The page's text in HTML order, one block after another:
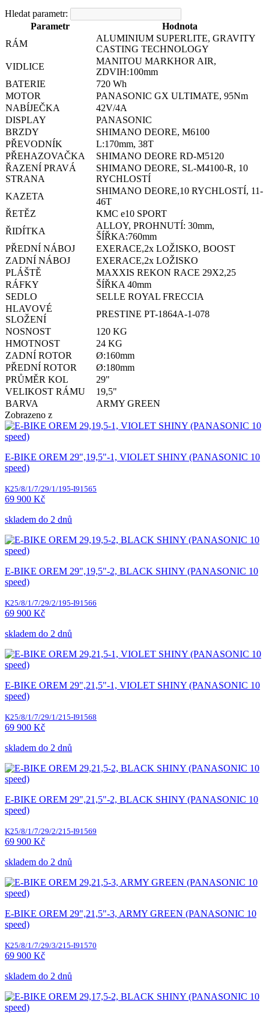
Hledat parametr:
Parametr
Hodnota
RÁM
ALUMINIUM SUPERLITE, GRAVITY
CASTING TECHNOLOGY
VIDLICE
MANITOU MARKHOR AIR,
ZDVIH:100mm
BATERIE
720 Wh
MOTOR
PANASONIC GX ULTIMATE, 95Nm
NABÍJEČKA
42V/4A
DISPLAY
PANASONIC
BRZDY
SHIMANO DEORE, M6100
PŘEVODNÍK
L:170mm, 38T
PŘEHAZOVAČKA
SHIMANO DEORE RD-M5120
ŘAZENÍ PRAVÁ
STRANA
SHIMANO DEORE, SL-M4100-R, 10
RYCHLOSTÍ
KAZETA
SHIMANO DEORE,10 RYCHLOSTÍ, 11-
46T
ŘETĚZ
KMC e10 SPORT
ŘIDÍTKA
ALLOY, PROHNUTÍ: 30mm,
ŠÍŘKA:760mm
PŘEDNÍ NÁBOJ
EXERACE,2x LOŽISKO, BOOST
ZADNÍ NÁBOJ
EXERACE,2x LOŽISKO
PLÁŠTĚ
MAXXIS REKON RACE 29X2,25
RÁFKY
ŠÍŘKA 40mm
SEDLO
SELLE ROYAL FRECCIA
HLAVOVÉ
SLOŽENÍ
PRESTINE PT-1864A-1-078
NOSNOST
120 KG
HMOTNOST
24 KG
ZADNÍ ROTOR
Ø:160mm
PŘEDNÍ ROTOR
Ø:180mm
PRŮMĚR KOL
29"
VELIKOST RÁMU
19,5"
BARVA
ARMY GREEN
Zobrazeno z
E-BIKE OREM 29",19,5"-1, VIOLET SHINY (PANASONIC 10
speed)
K25/8/1/7/29/1/195-I91565
69 900 Kč
skladem do 2 dnů
E-BIKE OREM 29",19,5"-2, BLACK SHINY (PANASONIC 10
speed)
K25/8/1/7/29/2/195-I91566
69 900 Kč
skladem do 2 dnů
E-BIKE OREM 29",21,5"-1, VIOLET SHINY (PANASONIC 10
speed)
K25/8/1/7/29/1/215-I91568
69 900 Kč
skladem do 2 dnů
E-BIKE OREM 29",21,5"-2, BLACK SHINY (PANASONIC 10
speed)
K25/8/1/7/29/2/215-I91569
69 900 Kč
skladem do 2 dnů
E-BIKE OREM 29",21,5"-3, ARMY GREEN (PANASONIC 10
speed)
K25/8/1/7/29/3/215-I91570
69 900 Kč
skladem do 2 dnů